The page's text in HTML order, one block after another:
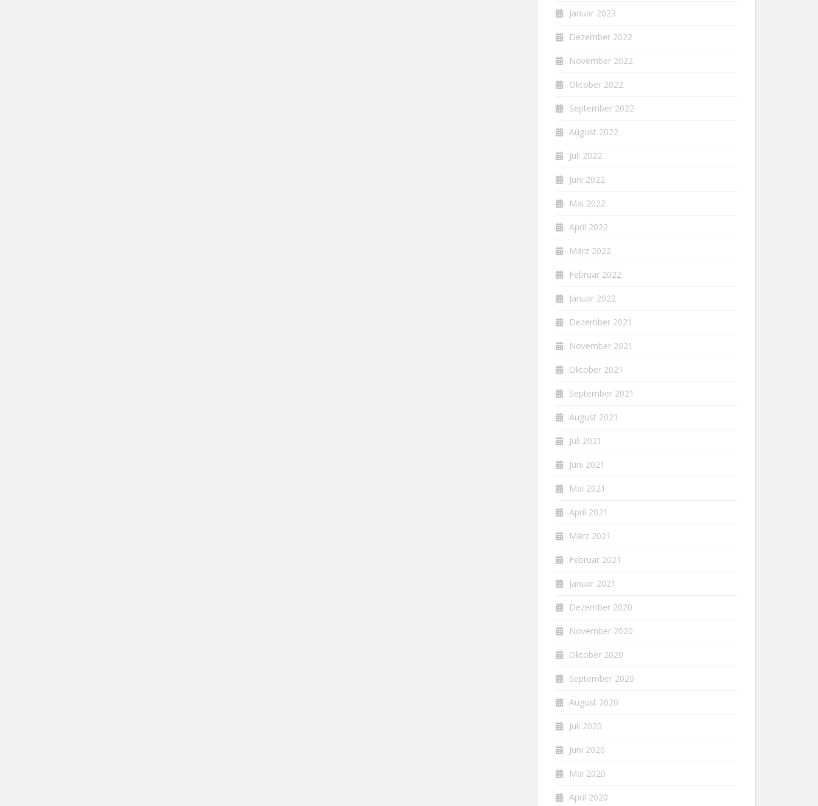
Januar 2023
Dezember 2022
November 2022
Oktober 2022
September 2022
August 2022
Juli 2022
Juni 2022
Mai 2022
April 2022
März 2022
Februar 2022
Januar 2022
Dezember 2021
November 2021
Oktober 2021
September 2021
August 2021
Juli 2021
Juni 2021
Mai 2021
April 2021
März 2021
Februar 2021
Januar 2021
Dezember 2020
November 2020
Oktober 2020
September 2020
August 2020
Juli 2020
Juni 2020
Mai 2020
April 2020